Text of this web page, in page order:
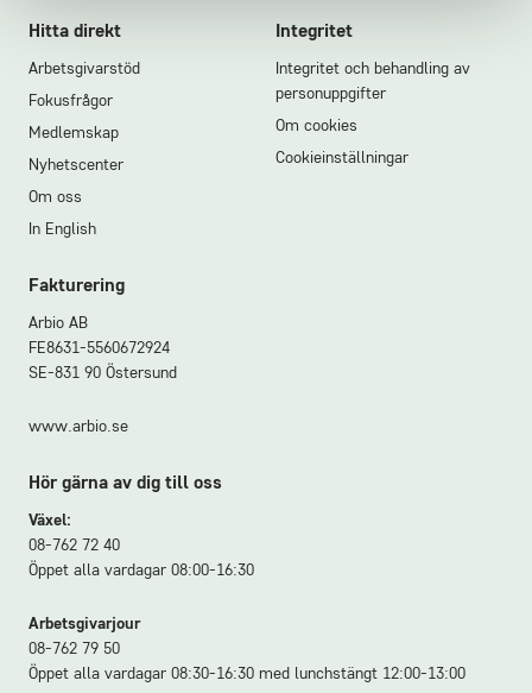
Hitta direkt
Arbetsgivarstöd
Fokusfrågor
Medlemskap
Nyhetscenter
Om oss
In English
Integritet
Integritet och behandling av
personuppgifter
Om cookies
Cookieinställningar
Fakturering
Arbio AB
FE8631-5560672924
SE-831 90 Östersund
www.arbio.se
Hör gärna av dig till oss
Växel:
08-762 72 40
Öppet alla vardagar 08:00-16:30
Arbetsgivarjour
08-762 79 50
Öppet alla vardagar 08:30-16:30 med lunchstängt 12:00-13:00